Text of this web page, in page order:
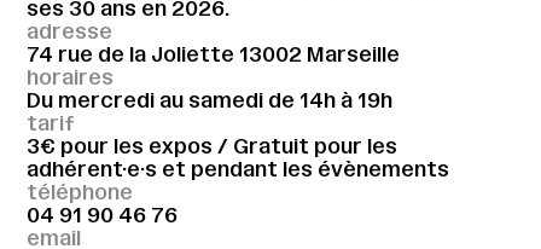
adresse
74 rue de la Joliette 13002 Marseille
horaires
Du mercredi au samedi de 14h à 19h
tarif
3€ pour les expos / Gratuit pour les
adhérent·e·s et pendant les évènements
téléphone
04 91 90 46 76
email
ses 30 ans en 2026.